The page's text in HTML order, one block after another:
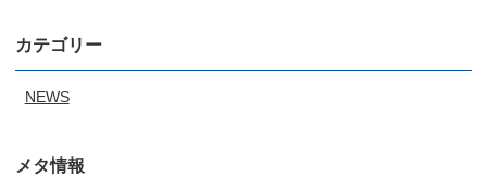
カテゴリー
NEWS
メタ情報